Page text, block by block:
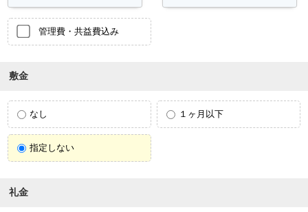
管理費・共益費込み
敷金
なし １ヶ月以下
指定しない
礼金